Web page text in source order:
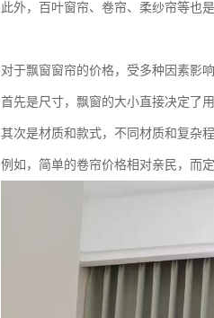
此外，百叶窗帘、卷帘、柔纱帘等也
对于飘窗窗帘的价格，受多种因素影响
首先是尺寸，飘窗的大小直接决定了
其次是材质和款式，不同材质和复杂
例如，简单的卷帘价格相对亲民，而